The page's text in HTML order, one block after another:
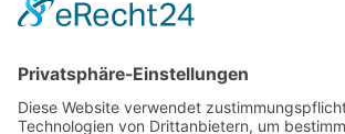
Impressum
Anschrift
Suckow & Fischer Systeme